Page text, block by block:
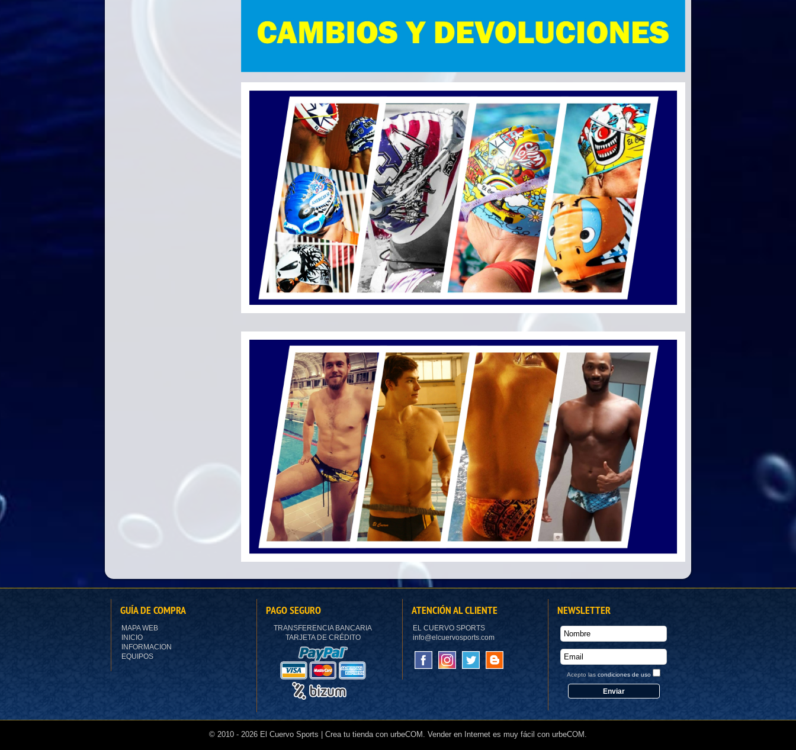
GUÍA DE COMPRA
MAPA WEB
INICIO
INFORMACION
EQUIPOS
PAGO SEGURO
TRANSFERENCIA BANCARIA
TARJETA DE CRÉDITO
ATENCIÓN AL CLIENTE
EL CUERVO SPORTS
info@elcuervosports.com
NEWSLETTER
Acepto las condiciones de uso
© 2010 - 2026 El Cuervo Sports | Crea tu tienda con urbeCOM. Vender en Internet es muy fácil con urbeCOM.